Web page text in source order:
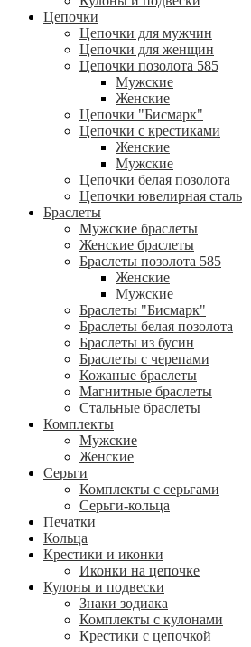
Цепочки
Цепочки для мужчин
Цепочки для женщин
Цепочки позолота 585
Мужские
Женские
Цепочки "Бисмарк"
Цепочки с крестиками
Женские
Мужские
Цепочки белая позолота
Цепочки ювелирная сталь
Браслеты
Мужские браслеты
Женские браслеты
Браслеты позолота 585
Женские
Мужские
Браслеты "Бисмарк"
Браслеты белая позолота
Браслеты из бусин
Браслеты с черепами
Кожаные браслеты
Магнитные браслеты
Стальные браслеты
Комплекты
Мужские
Женские
Серьги
Комплекты с серьгами
Серьги-кольца
Печатки
Кольца
Крестики и иконки
Иконки на цепочке
Кулоны и подвески
Знаки зодиака
Комплекты с кулонами
Крестики с цепочкой